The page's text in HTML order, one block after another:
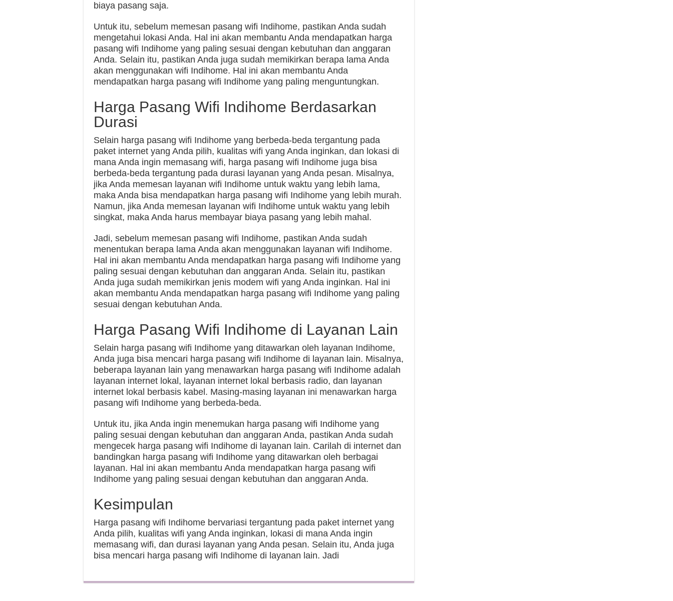
biaya pasang saja.
Untuk itu, sebelum memesan pasang wifi Indihome, pastikan Anda sudah
mengetahui lokasi Anda. Hal ini akan membantu Anda mendapatkan harga
pasang wifi Indihome yang paling sesuai dengan kebutuhan dan anggaran
Anda. Selain itu, pastikan Anda juga sudah memikirkan berapa lama Anda
akan menggunakan wifi Indihome. Hal ini akan membantu Anda
mendapatkan harga pasang wifi Indihome yang paling menguntungkan.
Harga Pasang Wifi Indihome Berdasarkan
Durasi
Selain harga pasang wifi Indihome yang berbeda-beda tergantung pada
paket internet yang Anda pilih, kualitas wifi yang Anda inginkan, dan lokasi di
mana Anda ingin memasang wifi, harga pasang wifi Indihome juga bisa
berbeda-beda tergantung pada durasi layanan yang Anda pesan. Misalnya,
jika Anda memesan layanan wifi Indihome untuk waktu yang lebih lama,
maka Anda bisa mendapatkan harga pasang wifi Indihome yang lebih murah.
Namun, jika Anda memesan layanan wifi Indihome untuk waktu yang lebih
singkat, maka Anda harus membayar biaya pasang yang lebih mahal.
Jadi, sebelum memesan pasang wifi Indihome, pastikan Anda sudah
menentukan berapa lama Anda akan menggunakan layanan wifi Indihome.
Hal ini akan membantu Anda mendapatkan harga pasang wifi Indihome yang
paling sesuai dengan kebutuhan dan anggaran Anda. Selain itu, pastikan
Anda juga sudah memikirkan jenis modem wifi yang Anda inginkan. Hal ini
akan membantu Anda mendapatkan harga pasang wifi Indihome yang paling
sesuai dengan kebutuhan Anda.
Harga Pasang Wifi Indihome di Layanan Lain
Selain harga pasang wifi Indihome yang ditawarkan oleh layanan Indihome,
Anda juga bisa mencari harga pasang wifi Indihome di layanan lain. Misalnya,
beberapa layanan lain yang menawarkan harga pasang wifi Indihome adalah
layanan internet lokal, layanan internet lokal berbasis radio, dan layanan
internet lokal berbasis kabel. Masing-masing layanan ini menawarkan harga
pasang wifi Indihome yang berbeda-beda.
Untuk itu, jika Anda ingin menemukan harga pasang wifi Indihome yang
paling sesuai dengan kebutuhan dan anggaran Anda, pastikan Anda sudah
mengecek harga pasang wifi Indihome di layanan lain. Carilah di internet dan
bandingkan harga pasang wifi Indihome yang ditawarkan oleh berbagai
layanan. Hal ini akan membantu Anda mendapatkan harga pasang wifi
Indihome yang paling sesuai dengan kebutuhan dan anggaran Anda.
Kesimpulan
Harga pasang wifi Indihome bervariasi tergantung pada paket internet yang
Anda pilih, kualitas wifi yang Anda inginkan, lokasi di mana Anda ingin
memasang wifi, dan durasi layanan yang Anda pesan. Selain itu, Anda juga
bisa mencari harga pasang wifi Indihome di layanan lain. Jadi